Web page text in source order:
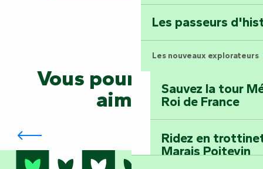
Terre d’étoiles :
Les passeurs
Les nouveaux explorateurs
Sauvez la tour
Roi de France
Ridez en
Marais Poitevin
Vous pourriez aussi
aimer...
Brasserie La Cibulle